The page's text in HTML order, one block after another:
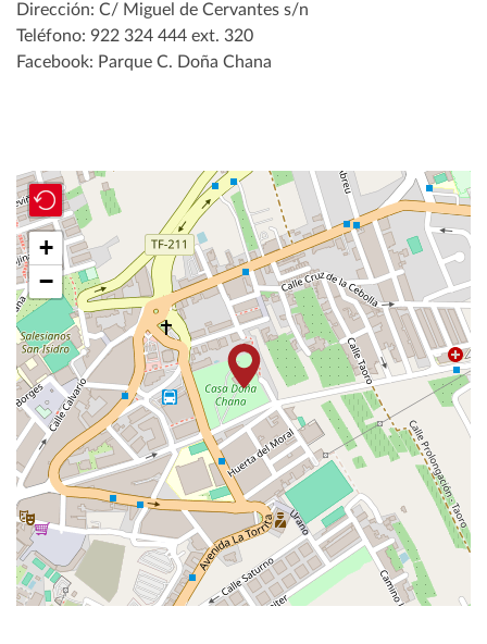
Dirección: C/ Miguel de Cervantes s/n
Teléfono: 922 324 444 ext. 320
Facebook: Parque C. Doña Chana
+
−